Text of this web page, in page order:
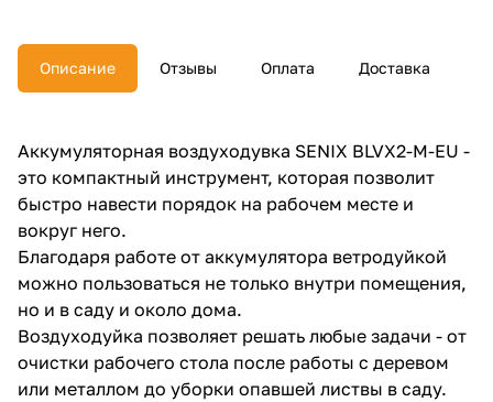
Описание Отзывы Оплата Доставка
Аккумуляторная воздуходувка SENIX BLVX2-M-EU -
это компактный инструмент, которая позволит
быстро навести порядок на рабочем месте и
вокруг него.
Благодаря работе от аккумулятора ветродуйкой
можно пользоваться не только внутри помещения,
но и в саду и около дома.
Воздуходуйка позволяет решать любые задачи - от
очистки рабочего стола после работы с деревом
или металлом до уборки опавшей листвы в саду.
раз в 2
недели